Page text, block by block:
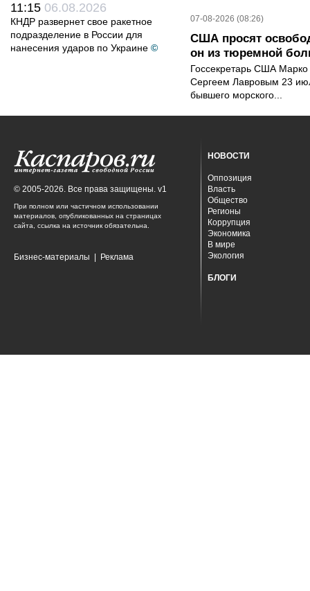
11:15 06.08.2026
КНДР развернет свое ракетное
подразделение в России для
нанесения ударов по Украине ©
07-08-2026 (08:26)
США просят
он из тюремной
Госсекретарь США
Сергеем Лавровым 23
бывшего морского...
© 2005-2026. Все права защищены. v1
При полном или частичном использовании
материалов, опубликованных на страницах
сайта, ссылка на источник обязательна.
Бизнес-материалы Реклама
НОВОСТИ
Оппозиция
Власть
Общество
Регионы
Коррупция
Экономика
В мире
Экология
БЛОГИ